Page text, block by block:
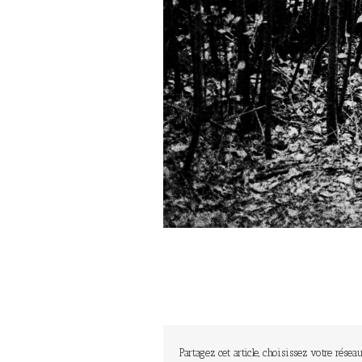
Partagez cet article, choisissez votre